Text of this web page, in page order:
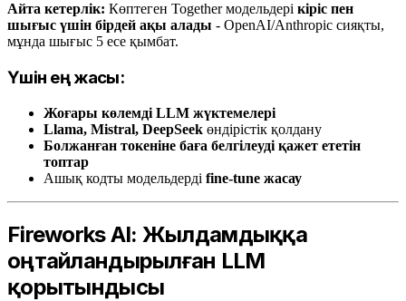
Айта кетерлік: Көптеген Together модельдері кіріс пен
шығыс үшін бірдей ақы алады - OpenAI/Anthropic сияқты,
мұнда шығыс 5 есе қымбат.
Үшін ең жақсы:
Жоғары көлемді LLM жүктемелері
Llama, Mistral, DeepSeek өндірістік қолдану
Болжанған токеніне баға белгілеуді қажет ететін
топтар
Ашық кодты модельдерді fine-tune жасау
Fireworks AI: Жылдамдыққа
оңтайландырылған LLM
қорытындысы